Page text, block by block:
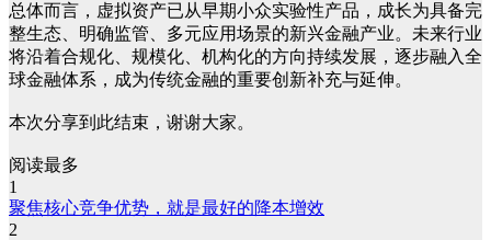
总体而言，虚拟资产已从早期小众实验性产品，成长为具备完
整生态、明确监管、多元应用场景的新兴金融产业。未来行业
将沿着合规化、规模化、机构化的方向持续发展，逐步融入全
球金融体系，成为传统金融的重要创新补充与延伸。
本次分享到此结束，谢谢大家。
阅读最多
1
聚焦核心竞争优势，就是最好的降本增效
2